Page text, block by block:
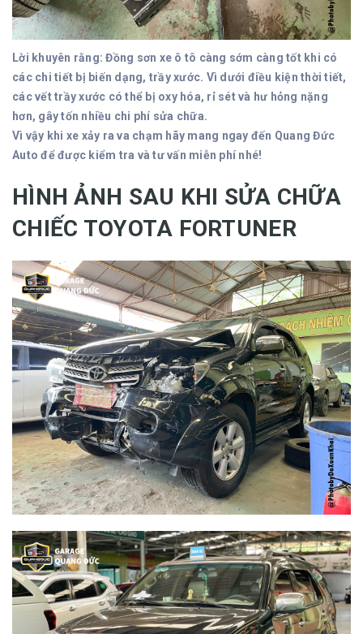
Lời khuyên rằng: Đồng sơn xe ô tô càng sớm càng tốt khi có
các chi tiết bị biến dạng, trầy xước. Vì dưới điều kiện thời tiết,
các vết trầy xước có thể bị oxy hóa, rỉ sét và hư hỏng nặng
hơn, gây tốn nhiều chi phí sửa chữa.
Vì vậy khi xe xảy ra va chạm hãy mang ngay đến Quang Đức
Auto để được kiểm tra và tư vấn miễn phí nhé!
HÌNH ẢNH SAU KHI SỬA CHỮA
CHIẾC TOYOTA FORTUNER